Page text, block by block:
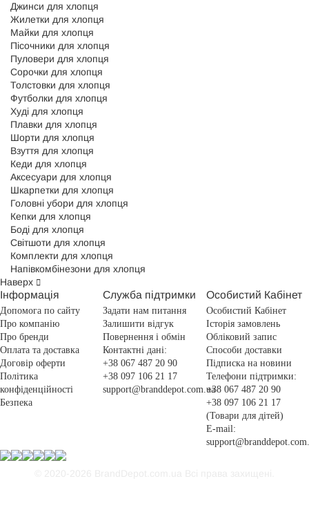
Джинси для хлопця
Жилетки для хлопця
Майки для хлопця
Пісочники для хлопця
Пуловери для хлопця
Сорочки для хлопця
Толстовки для хлопця
Футболки для хлопця
Худі для хлопця
Плавки для хлопця
Шорти для хлопця
Взуття для хлопця
Кеди для хлопця
Аксесуари для хлопця
Шкарпетки для хлопця
Головні убори для хлопця
Кепки для хлопця
Боді для хлопця
Світшоти для хлопця
Комплекти для хлопця
Напівкомбінезони для хлопця
Наверх
Інформація
Допомога по сайту
Про компанію
Про бренди
Оплата та доставка
Договір оферти
Політика
конфіденційності
Безпека
Служба підтримки
Задати нам питання
Залишити відгук
Повернення і обмін
Контактні дані:
+38 067 487 20 90
+38 097 106 21 17
support@branddepot.com.ua
Особистий Кабінет
Особистий Кабінет
Історія замовлень
Обліковий запис
Способи доставки
Підписка на новини
Телефони підтримки:
+38 067 487 20 90
+38 097 106 21 17
(Товари для дітей)
E-mail: